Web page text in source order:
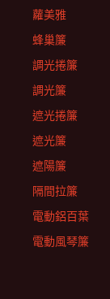
蘿美雅
蜂巢簾
調光捲簾
調光簾
遮光捲簾
遮光簾
遮陽簾
隔間拉簾
電動鋁百葉
電動風琴簾